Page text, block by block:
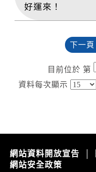
好運來！
下一頁
目前位於 第
資料每次顯示
網站資料開放宣告
網站安全政策